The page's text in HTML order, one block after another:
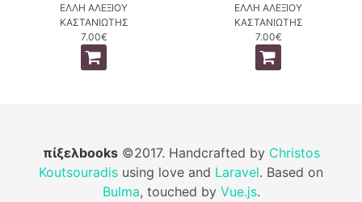
ΕΛΛΗ ΑΛΕΞΙΟΥ
ΚΑΣΤΑΝΙΩΤΗΣ
7.00€
ΕΛΛΗ ΑΛΕΞΙΟΥ
ΚΑΣΤΑΝΙΩΤΗΣ
7.00€
πίξελbooks©2017. Handcrafted by Christos
Koutsouradis using love and Laravel. Based on
Bulma, touched by Vue.js.